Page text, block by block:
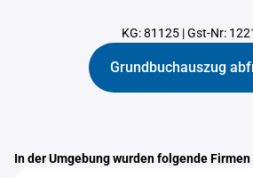
KG: 81125|Gst-Nr:
Grundbuchauszug
In der Umgebung wurden folgende